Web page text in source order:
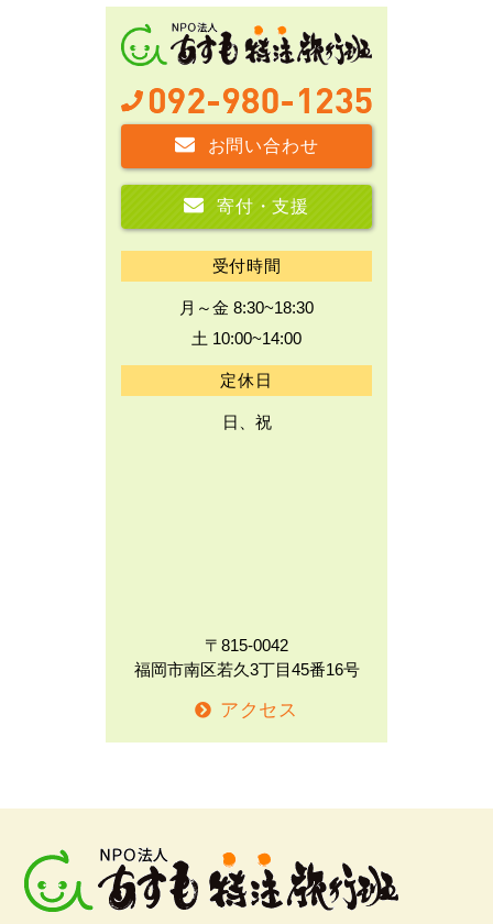
お問い合わせ
寄付・支援
受付時間
月～金 8:30~18:30
土 10:00~14:00
定休日
日、祝
〒815-0042
福岡市南区若久3丁目45番16号
アクセス